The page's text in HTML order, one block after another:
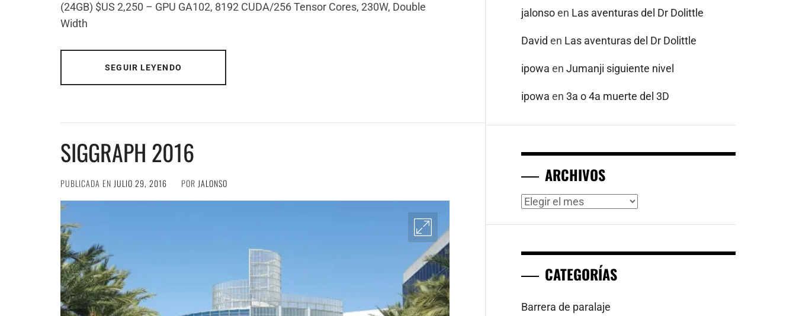
(24GB) $US 2,250 – GPU GA102, 8192 CUDA/256 Tensor Cores, 230W, Double
Width
SEGUIR LEYENDO
SIGGRAPH 2016
PUBLICADA EN JULIO 29, 2016 POR JALONSO
jalonsoen Las aventuras del Dr Dolittle
David en Las aventuras del Dr Dolittle
ipowa enJumanji siguiente nivel
ipowa en3a o 4a muerte del 3D
ARCHIVOS
Archivos
CATEGORÍAS
Barrera de paralaje